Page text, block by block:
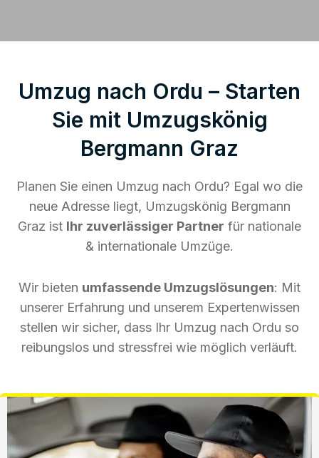
Umzug nach Ordu – Starten
Sie mit Umzugskönig
Bergmann Graz
Planen Sie einen Umzug nach Ordu? Egal wo die
neue Adresse liegt, Umzugskönig Bergmann
Graz ist Ihr zuverlässiger Partner für nationale
& internationale Umzüge.
Wir bieten umfassende Umzugslösungen: Mit
unserer Erfahrung und unserem Expertenwissen
stellen wir sicher, dass Ihr Umzug nach Ordu so
reibungslos und stressfrei wie möglich verläuft.